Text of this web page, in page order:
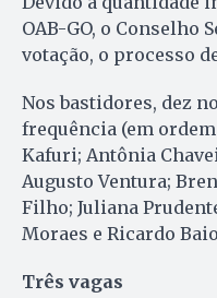
OAB-GO, o Conselho
votação, o processo
Nos bastidores, dez
frequência (em
Kafuri; Antônia
Augusto Ventura;
Filho; Juliana
Moraes e Ricardo
Três vagas